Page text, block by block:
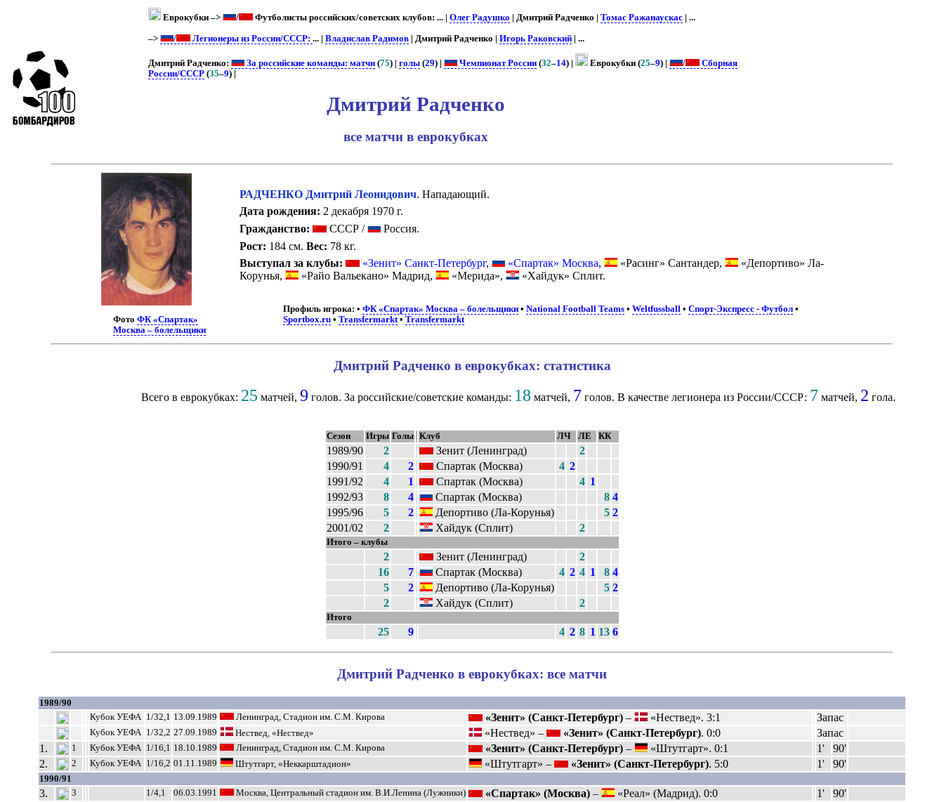
Еврокубки –> / Футболисты российских/советских клубов: ... |Олег Радушко | Дмитрий Радченко |Томас Ражанаускас | ...
–> / Легионеры из России/СССР:... |Владислав Радимов | Дмитрий Радченко |Игорь Раковский | ...
Дмитрий Радченко: За российские команды: матчи (75) |голы (29) | Чемпионат России (32–14) | Еврокубки (25–9) | /
Сборная
России/СССР (35–9) |
Дмитрий Радченко
все матчи в еврокубках
Фото ФК «Спартак»
Москва – болельщики
РАДЧЕНКО Дмитрий Леонидович. Нападающий.
Дата рождения: 2 декабря 1970 г.
Гражданство:
СССР /
Россия.
Рост: 184 см. Вес: 78 кг.
Выступал за клубы:
«Зенит» Санкт-Петербург, «Спартак» Москва, «Расинг» Сантандер,
«Депортиво» Ла-
Корунья,
«Райо Вальекано» Мадрид, «Мерида», «Хайдук» Сплит.
Профиль игрока: • ФК «Спартак» Москва – болельщики• National Football Teams• Weltfussball• Спорт-Экспресс - Футбол•
Sportbox.ru• Transfermarkt• Transfermarkt
Дмитрий Радченко в еврокубках: статистика
Всего в еврокубках: 25 матчей,9 голов. За российские/советские команды: 18 матчей, 7 голов. В качестве легионера из России/СССР: 7 матчей, 2 гола.
Сезон Игры Голы Клуб ЛЧ ЛЕ КК
1989/90 2 Зенит (Ленинград)
2
1990/91
4 2 Спартак (Москва) 4 2
1991/92
4 1 Спартак (Москва) 4 1
1992/93
8 4 Спартак (Москва) 8 4
1995/96
5 2 Депортиво (Ла-Корунья) 5 2
2001/02
2 Хайдук (Сплит) 2
Итого – клубы
2 Зенит (Ленинград)
2
16
7 Спартак (Москва) 4 2 4 1 8 4
5
2 Депортиво (Ла-Корунья) 5 2
2
Хайдук (Сплит) 2
Итого
25 9 4 2 8 1 13 6
Дмитрий Радченко в еврокубках: все матчи
1989/90
Кубок УЕФА 1/32,1 13.09.1989 Ленинград, Стадион им. С.М. Кирова «Зенит» (Санкт-Петербург) – «Нествед». 3:1 Запас
Кубок УЕФА 1/32,2 27.09.1989 Нествед, «Нествед» «Нествед» – «Зенит» (Санкт-Петербург). 0:0
Запас
1.
1 Кубок УЕФА 1/16,1 18.10.1989 Ленинград, Стадион им. С.М. Кирова «Зенит» (Санкт-Петербург) – «Штутгарт». 0:1 1'
90'
2.
2 Кубок УЕФА 1/16,2 01.11.1989 Штутгарт, «Неккарштадион» «Штутгарт» – «Зенит» (Санкт-Петербург). 5:0 1' 90'
1990/91
3. 3 1/4,1 06.03.1991 Москва, Центральный стадион им. В.И.Ленина (Лужники) «Спартак» (Москва) – «Реал» (Мадрид). 0:0 1'
90'